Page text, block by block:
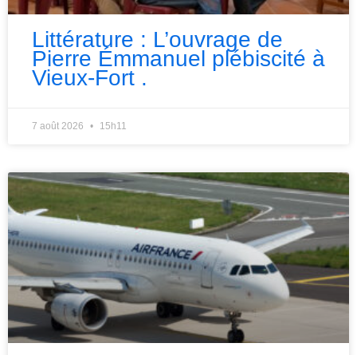
Littérature : L’ouvrage de
Pierre Émmanuel plébiscité à
Vieux-Fort .
7 août 2026 15h11